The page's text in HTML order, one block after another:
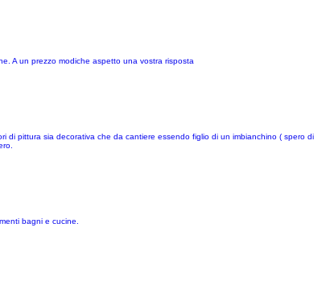
A un prezzo modiche aspetto una vostra risposta
di pittura sia decorativa che da cantiere essendo figlio di un imbianchino ( spero di
bagni e cucine.